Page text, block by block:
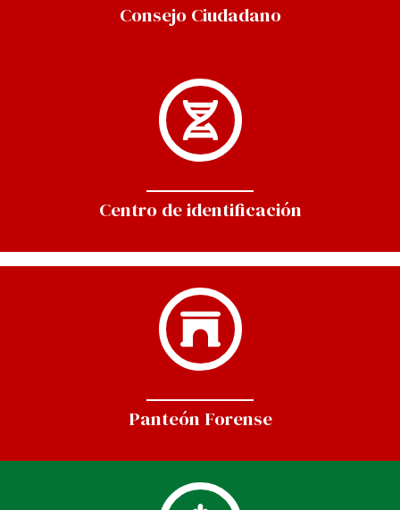
Consejo Ciudadano
Centro de identificación
Panteón Forense